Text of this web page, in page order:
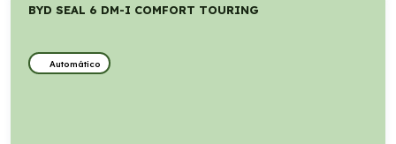
BYD SEAL 6 DM-I COMFORT TOURING
Automático